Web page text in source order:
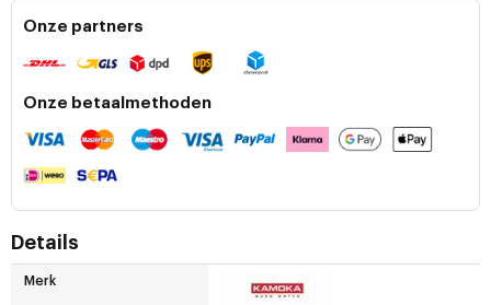
Onze partners
Onze betaalmethoden
Details
Merk